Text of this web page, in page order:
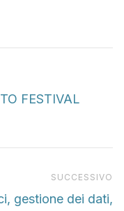
FESTIVAL
SUCCESSIVO
gestione dei dati,